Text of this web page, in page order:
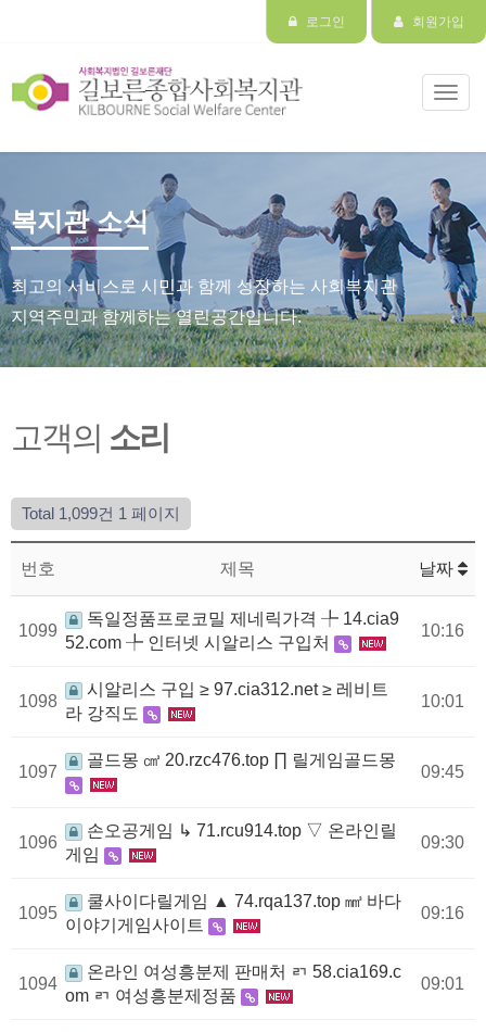
로그인 회원가입
복지관 소식
최고의 서비스로 시민과 함께 성장하는 사회복지관
지역주민과 함께하는 열린공간입니다.
고객의 소리
Total 1,099건 1 페이지
번호 제목 날짜
1099
독일정품프로코밀 제네릭가격 ╄ 14.cia9
52.com ╄ 인터넷 시알리스 구입처
10:16
1098
시알리스 구입 ≥ 97.cia312.net ≥ 레비트
라 강직도
10:01
1097
골드몽 ㎤ 20.rzc476.top ∏ 릴게임골드몽
09:45
1096
손오공게임 ↳ 71.rcu914.top ▽ 온라인릴
게임
09:30
1095
쿨사이다릴게임 ▲ 74.rqa137.top ㎣ 바다
이야기게임사이트
09:16
1094
온라인 여성흥분제 판매처 ㄺ 58.cia169.c
om ㄺ 여성흥분제정품
09:01